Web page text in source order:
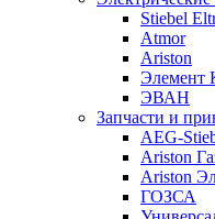
Stiebel
Atmor
Ariston
Элемент
ЭВАН
Запчасти и
AEG-
Ariston
Ariston
ГОЗСА